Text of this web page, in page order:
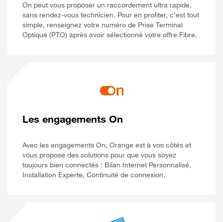
On peut vous proposer un raccordement ultra rapide,
sans rendez-vous technicien. Pour en profiter, c’est tout
simple, renseignez votre numéro de Prise Terminal
Optique (PTO) après avoir sélectionné votre offre Fibre.
Les engagements On
Avec les engagements On, Orange est à vos côtés et
vous propose des solutions pour que vous soyez
toujours bien connectés : Bilan Internet Personnalisé,
Installation Experte, Continuité de connexion.